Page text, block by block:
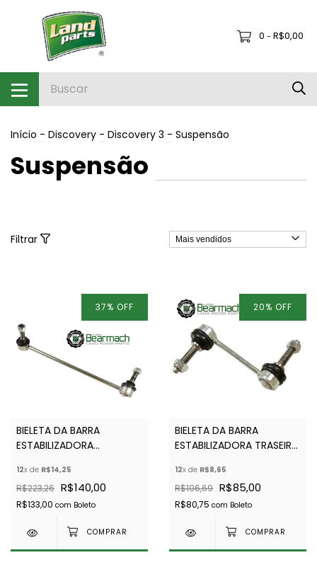
0 - R$0,00
Início - Discovery - Discovery 3 - Suspensão
Suspensão
Filtrar
37% OFF
BIELETA DA BARRA
ESTABILIZADORA
DISCOVERY 3 E 4 -
BEARMACH - RBM500140
12x de R$14,25
R$223,26 R$140,00
R$133,00 com Boleto
20% OFF
BIELETA DA BARRA
ESTABILIZADORA TRASEIRA
12x de R$8,65
R$106,69 R$85,00
R$80,75 com Boleto